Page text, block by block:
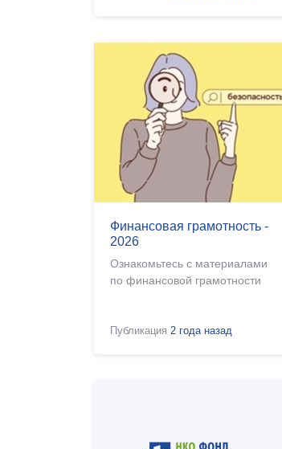
Финансовая грамотность -
2026
Ознакомьтесь с материалами
по финансовой грамотности
Публикация 2 года назад